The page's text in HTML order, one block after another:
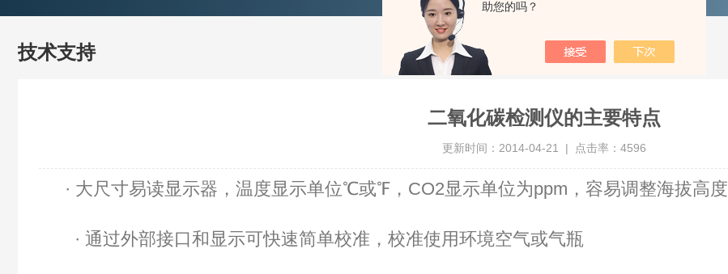
助您的吗？
技术支持
二氧化碳检测仪的主要特点
更新时间：2014-04-21 | 点击率：4596
· 大尺寸易读显示器，温度显示单位℃或℉， CO2显示单位为ppm ，容易调整海拔高度
· 通过外部接口和显示可快速简单校准，校准使用环境空气或气瓶